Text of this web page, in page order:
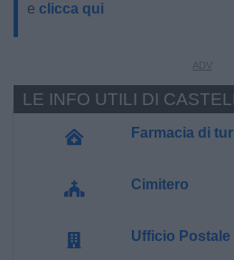
e clicca qui
Farmacia di
Cimitero
Ufficio Postale
LE INFO UTILI DI